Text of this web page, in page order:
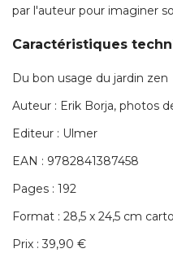
par l'auteur pour imaginer
Caractéristiques
Du bon usage du jardin zen
Auteur : Erik Borja, photos
Editeur : Ulmer
EAN : 9782841387458
Pages : 192
Format : 28,5 x 24,5 cm
Prix : 39,90 €